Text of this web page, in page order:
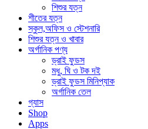
শিশুর যত্ন
শীতের যত্ন
স্কুল,অফিস ও স্টেশনারি
শিশুর যত্ন ও খাবার
অর্গানিক পণ্য
ড্রাই ফুডস
মধু, ঘি ও টক দই
ড্রাই ফুডস মিনিপ্যাক
অর্গানিক তেল
গ্যাস
Shop
Apps